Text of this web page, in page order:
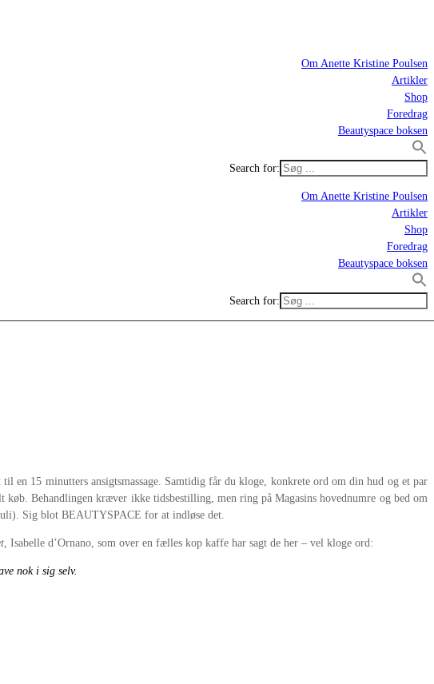
Om Anette Kristine Poulsen
Artikler
Shop
Foredrag
Beautyspace boksen
Search for:
Om Anette Kristine Poulsen
Artikler
Shop
Foredrag
Beautyspace boksen
Search for:
15 minutters ansigtsmassage. Samtidig får du kloge, konkrete ord om din hud og et par
Behandlingen kræver ikke tidsbestilling, men ring på Magasins hovednumre og bed om
Sig blot BEAUTYSPACE for at indløse det.
, Isabelle d’Ornano, som over en fælles kop kaffe har sagt de her – vel kloge ord:
nok i sig selv.